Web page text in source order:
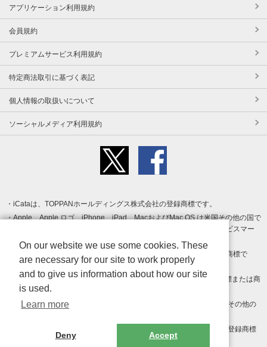
アプリケーション利用規約
会員規約
プレミアムサービス利用規約
特定商法取引に基づく表記
個人情報の取扱いについて
ソーシャルメディア利用規約
iCataは、TOPPANホールディングス株式会社の登録商標です。
Apple、Apple ロゴ、iPhone、iPad、MacおよびMac OS は米国その他の国で
登録された Apple Inc. の商標です。App Store は Apple Inc. のサービスマー
クです。
Android、Google Play および Google Play ロゴ は Google LLC の商標で
す。
Windows は Microsoft Inc.の米国およびその他の国における登録商標または商
標です。
Adobe、Adobe Reader、Adobe PDF は、Adobe Inc.の米国およびその他の
その他、記載されている会社名、商品名、ロゴは各社の商標または登録商標
On our website we use some cookies. These
are necessary for our site to work properly
and to give us information about how our site
is used.
Learn more
Deny Accept